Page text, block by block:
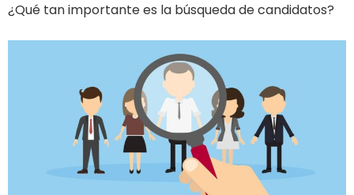
¿Qué tan importante es la búsqueda de candidatos?